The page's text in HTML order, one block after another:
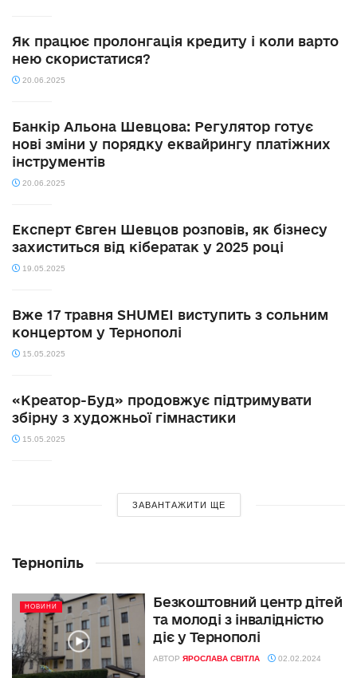
Як працює пролонгація кредиту і коли варто
нею скористатися?
20.06.2025
Банкір Альона Шевцова: Регулятор готує
нові зміни у порядку еквайрингу платіжних
інструментів
20.06.2025
Експерт Євген Шевцов розповів, як бізнесу
захиститься від кібератак у 2025 році
19.05.2025
Вже 17 травня SHUMEI виступить з сольним
концертом у Тернополі
15.05.2025
«Креатор-Буд» продовжує підтримувати
збірну з художньої гімнастики
15.05.2025
ЗАВАНТАЖИТИ ЩЕ
Тернопіль
НОВИНИ
Безкоштовний центр дітей
та молоді з інвалідністю
діє у Тернополі
АВТОР ЯРОСЛАВА СВІТЛА 02.02.2024